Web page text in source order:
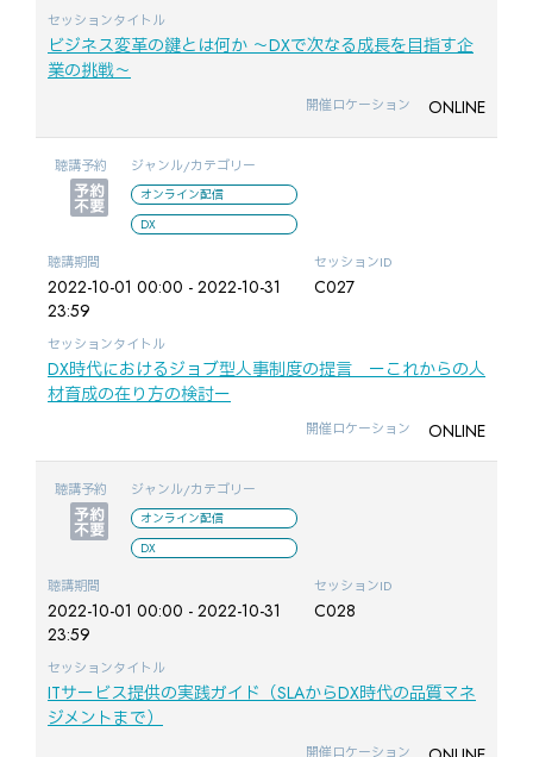
セッションタイトル
ビジネス変革の鍵とは何か ～DXで次なる成長を目指す企
業の挑戦～
開催ロケーション ONLINE
聴講予約 ジャンル/カテゴリー
オンライン配信
DX
聴講期間
2022-10-01 00:00 - 2022-10-31
23:59
セッションID
C027
セッションタイトル
DX時代におけるジョブ型人事制度の提言 ーこれからの人
材育成の在り方の検討ー
開催ロケーション ONLINE
聴講予約 ジャンル/カテゴリー
オンライン配信
DX
聴講期間
2022-10-01 00:00 - 2022-10-31
23:59
セッションID
C028
セッションタイトル
ITサービス提供の実践ガイド（SLAからDX時代の品質マネ
ジメントまで）
開催ロケーション